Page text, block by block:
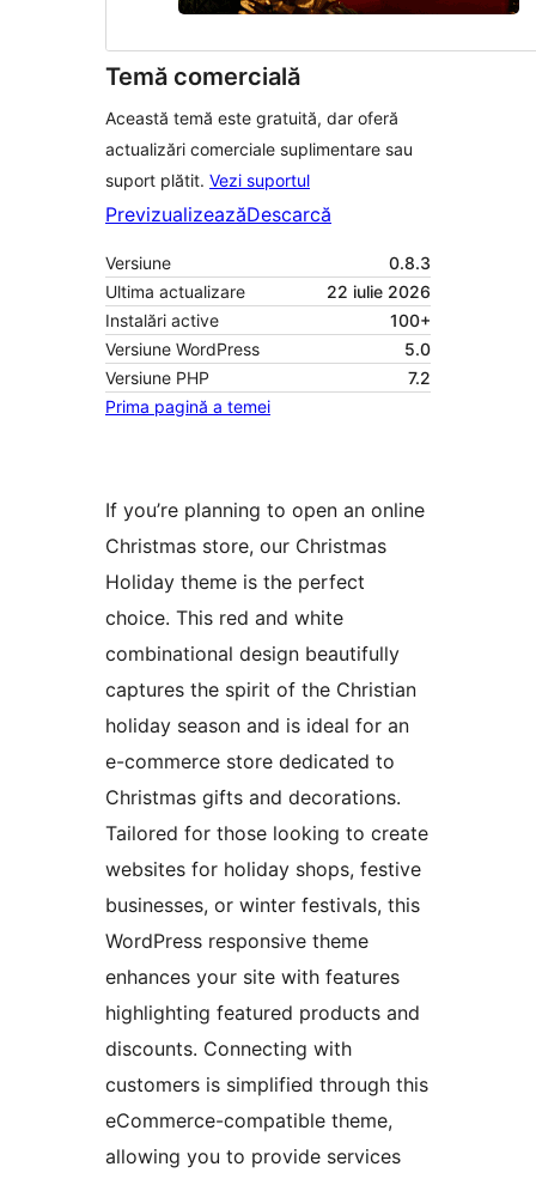
Temă comercială
Această temă este gratuită, dar oferă
actualizări comerciale suplimentare sau
suport plătit. Vezi suportul
PrevizualizeazăDescarcă
Versiune
0.8.3
Ultima actualizare
22 iulie 2026
Instalări active
100+
Versiune WordPress
5.0
Versiune PHP
7.2
Prima pagină a temei
If you’re planning to open an online
Christmas store, our Christmas
Holiday theme is the perfect
choice. This red and white
combinational design beautifully
captures the spirit of the Christian
holiday season and is ideal for an
e-commerce store dedicated to
Christmas gifts and decorations.
Tailored for those looking to create
websites for holiday shops, festive
businesses, or winter festivals, this
WordPress responsive theme
enhances your site with features
highlighting featured products and
discounts. Connecting with
customers is simplified through this
eCommerce-compatible theme,
allowing you to provide services